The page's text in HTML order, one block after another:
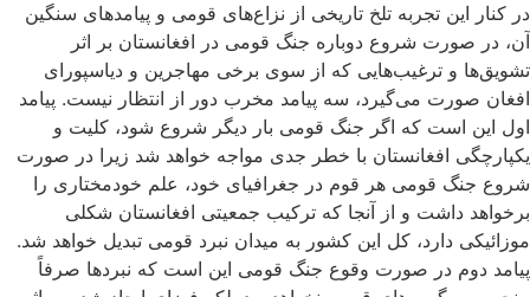
در کنار این تجربه تلخ تاریخی از نزاع‌های قومی و پیامدهای سنگین
آن، در صورت شروع دوباره جنگ قومی در افغانستان بر اثر
تشویق‌ها و ترغیب‌هایی که از سوی برخی مهاجرین و دیاسپورای
افغان‌ صورت می‌گیرد، سه پیامد مخرب دور از انتظار نیست. پیامد
اول این است که اگر جنگ قومی بار دیگر شروع شود، کلیت و
یکپارچگی افغانستان با خطر جدی مواجه خواهد شد زیرا در صورت
شروع جنگ قومی هر قوم در جغرافیای خود، علم خودمختاری را
برخواهد داشت و از آنجا که ترکیب جمعیتی افغانستان شکلی
موزائیکی دارد، کل این کشور به میدان نبرد قومی تبدیل خواهد شد.
پیامد دوم در صورت وقوع جنگ قومی این است که نبردها صرفاً‌